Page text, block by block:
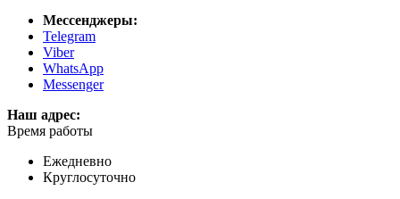
Мессенджеры:
Telegram
Viber
WhatsApp
Messenger
Наш адрес:
Время работы
Ежедневно
Круглосуточно